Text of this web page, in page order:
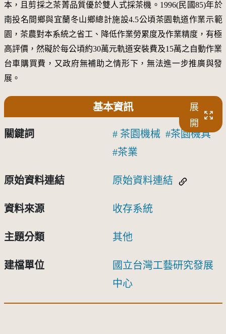
本，且剪採之茶菁品質優於雙人式採茶機。1996(民國85)年於
南投名間鄉與宜蘭冬山鄉總計施設4.5公頃茶園軌道作業示範
園，茶農對本系統之省工、降低作業勞累度及作業精度，有極
高評價，然礙於每公頃約30萬元軌道安裝費及15萬之自動作業
台車購買費，又政府無補助之情形下，無法進一步推廣與發
展。
基本資訊
展
開
關鍵詞 茶園機械
茶園機具
茶業
原始資料連結 原始資料連結
資料來源 收存系統
主題分類 其他
建檔單位
國立台灣工藝研究發展
中心